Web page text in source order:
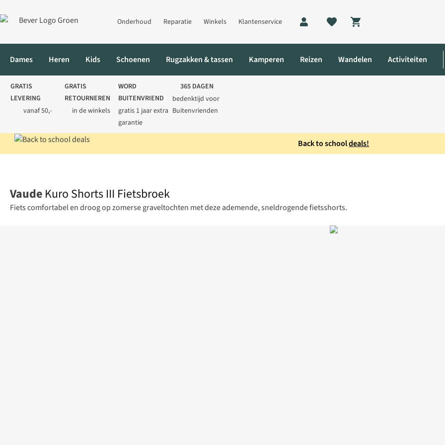
Onderhoud Reparatie Winkels Klantenservice
Shopping cart
Dames Heren Kids Schoenen Rugzakken & tassen Kamperen Reizen Wandelen Activiteiten
GRATIS
LEVERING
vanaf 50,-
GRATIS
RETOURNEREN
in de winkels
WORD
BUITENVRIEND
gratis 1 jaar extra
garantie
365 DAGEN
bedenktijd voor
Buitenvrienden
Back to schooldeals!
Vaude Kuro Shorts III Fietsbroek
Fiets comfortabel en droog op zomerse graveltochten met deze ademende, sneldrogende fietsshorts.